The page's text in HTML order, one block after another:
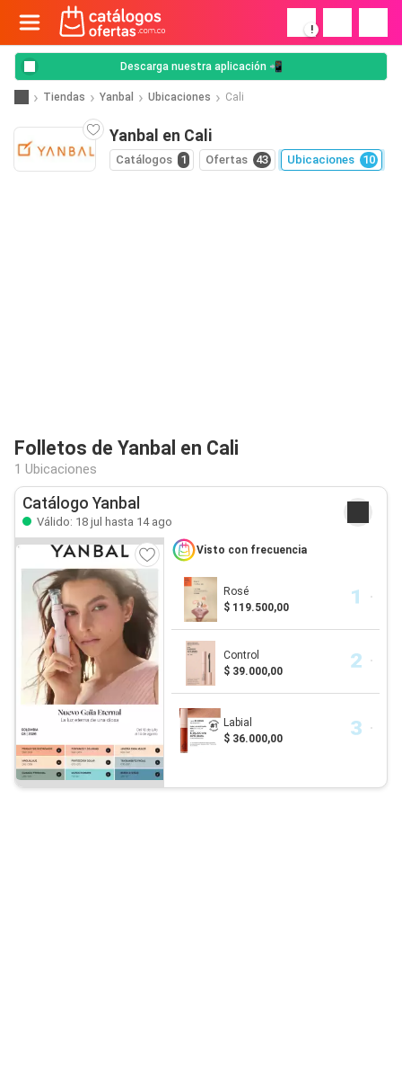
!
Descarga nuestra aplicación 📲
Tiendas Yanbal Ubicaciones Cali
Yanbal en Cali
Catálogos 1 Ofertas 43 Ubicaciones 10
Folletos de Yanbal en Cali
1 Ubicaciones
Catálogo Yanbal
Válido: 18 jul hasta 14 ago
Visto con frecuencia
Rosé
$ 119.500,00
Control
$ 39.000,00
Labial
$ 36.000,00